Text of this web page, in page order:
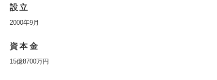
設立
2000年9月
資本金
15億8700万円